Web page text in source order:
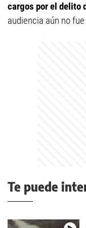
cargos por el delito
audiencia aún no
Te puede